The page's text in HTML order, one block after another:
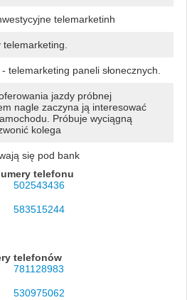
telemarketinh
telemarketing paneli słonecznych.
jazdy próbnej
nagle zaczyna ją interesować
Próbuje wyciągną
kolega
się pod bank
telefonu
502543436
583515244
telefonów
781128983
530975062